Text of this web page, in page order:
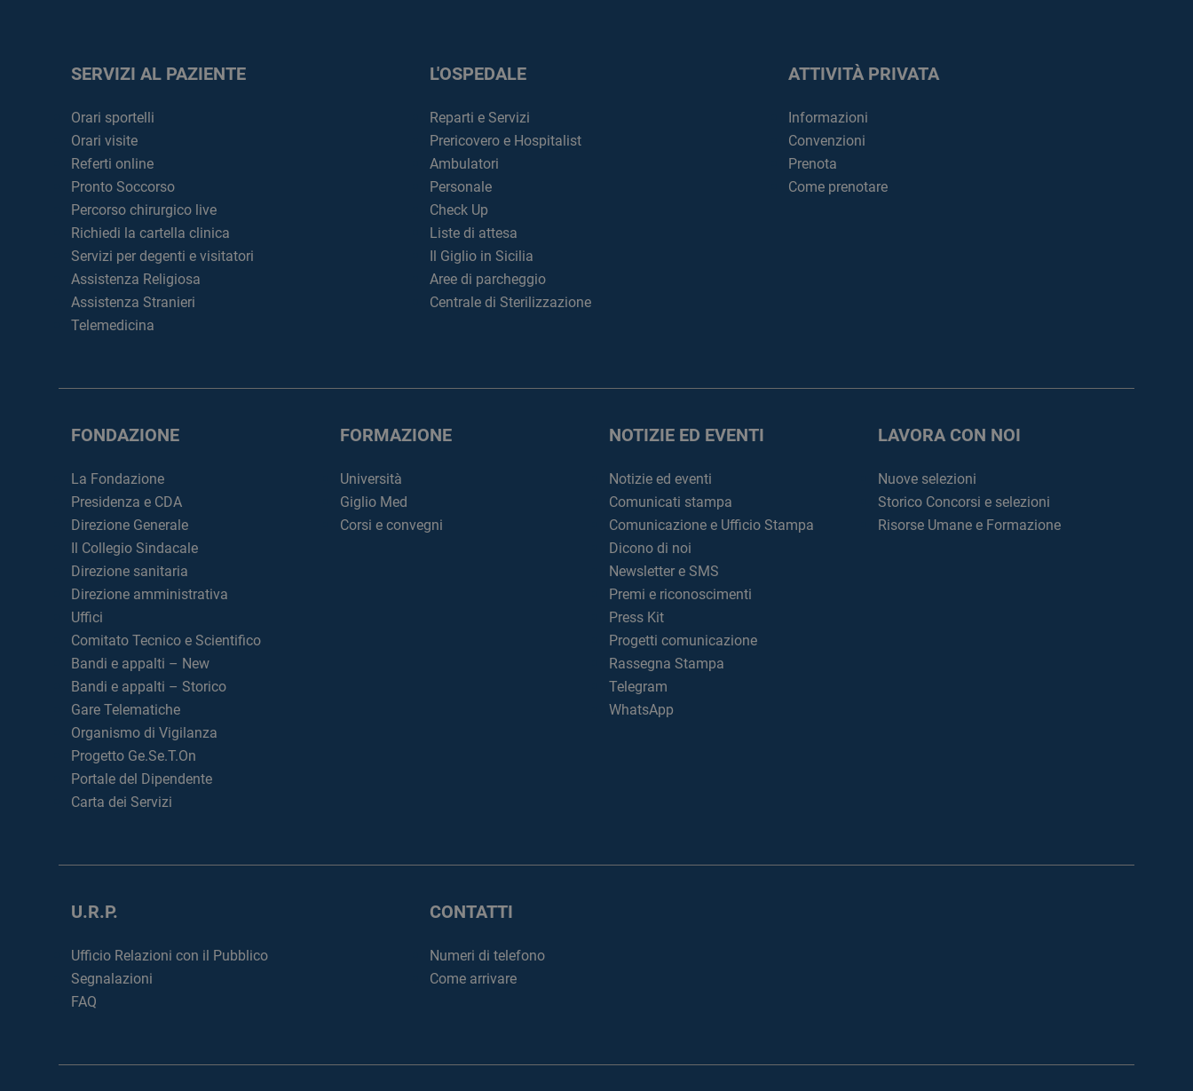
SERVIZI AL PAZIENTE
Orari sportelli
Orari visite
Referti online
Pronto Soccorso
Percorso chirurgico live
Richiedi la cartella clinica
Servizi per degenti e visitatori
Assistenza Religiosa
Assistenza Stranieri
Telemedicina
L'OSPEDALE
Reparti e Servizi
Prericovero e Hospitalist
Ambulatori
Personale
Check Up
Liste di attesa
Il Giglio in Sicilia
Aree di parcheggio
Centrale di Sterilizzazione
ATTIVITÀ PRIVATA
Informazioni
Convenzioni
Prenota
Come prenotare
FONDAZIONE
La Fondazione
Presidenza e CDA
Direzione Generale
Il Collegio Sindacale
Direzione sanitaria
Direzione amministrativa
Uffici
Comitato Tecnico e Scientifico
Bandi e appalti – New
Bandi e appalti – Storico
Gare Telematiche
Organismo di Vigilanza
Progetto Ge.Se.T.On
Portale del Dipendente
Carta dei Servizi
FORMAZIONE
Università
Giglio Med
Corsi e convegni
NOTIZIE ED EVENTI
Notizie ed eventi
Comunicati stampa
Comunicazione e Ufficio Stampa
Dicono di noi
Newsletter e SMS
Premi e riconoscimenti
Press Kit
Progetti comunicazione
Rassegna Stampa
Telegram
WhatsApp
LAVORA CON NOI
Nuove selezioni
Storico Concorsi e selezioni
Risorse Umane e Formazione
U.R.P.
Ufficio Relazioni con il Pubblico
Segnalazioni
FAQ
CONTATTI
Numeri di telefono
Come arrivare